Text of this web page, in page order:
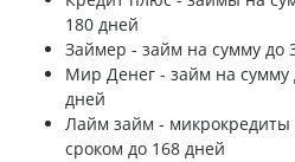
180 дней
Займер - займ на сумму до
Мир Денег - займ на сумму
дней
Лайм займ - микрокредиты
сроком до 168 дней